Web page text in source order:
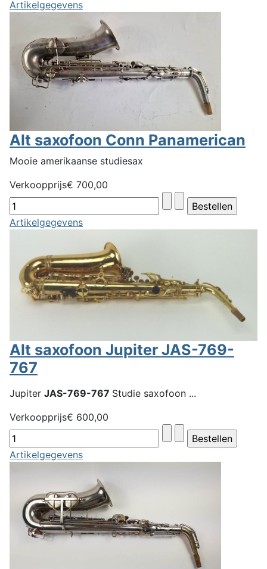
Artikelgegevens
Alt saxofoon Conn Panamerican
Mooie amerikaanse studiesax
Verkoopprijs€ 700,00
Artikelgegevens
Alt saxofoon Jupiter JAS-769-
767
Jupiter JAS-769-767 Studie saxofoon ...
Verkoopprijs€ 600,00
Artikelgegevens